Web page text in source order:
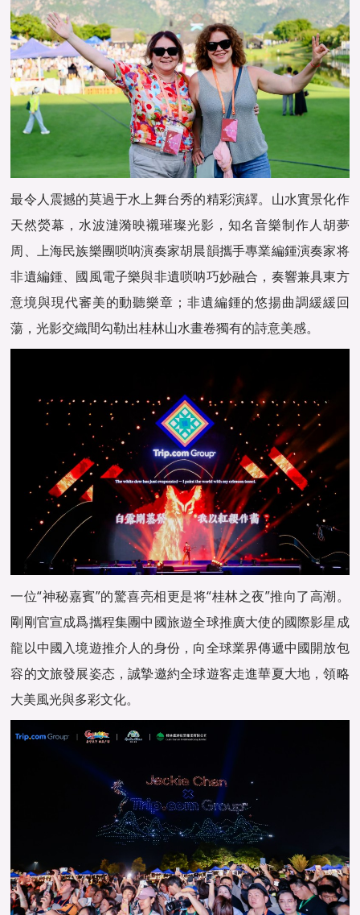
最令人震撼的莫過于水上舞台秀的精彩演繹。山水實景化作
天然熒幕，水波漣漪映襯璀璨光影，知名音樂制作人胡夢
周、上海民族樂團唢呐演奏家胡晨韻攜手專業編鍾演奏家将
非遺編鍾、國風電子樂與非遺唢呐巧妙融合，奏響兼具東方
意境與現代審美的動聽樂章；非遺編鍾的悠揚曲調緩緩回
蕩，光影交織間勾勒出桂林山水畫卷獨有的詩意美感。
一位“神秘嘉賓”的驚喜亮相更是将“桂林之夜”推向了高潮。
剛剛官宣成爲攜程集團中國旅遊全球推廣大使的國際影星成
龍以中國入境遊推介人的身份，向全球業界傳遞中國開放包
容的文旅發展姿态，誠摯邀約全球遊客走進華夏大地，領略
大美風光與多彩文化。